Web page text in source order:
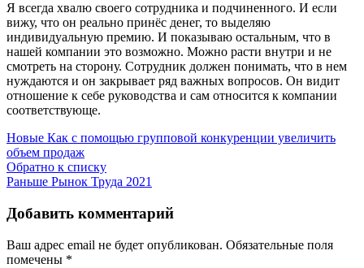
Я всегда хвалю своего сотрудника и подчиненного. И если
вижу, что он реально принёс денег, то выделяю
индивидуальную премию. И показываю остальным, что в
нашей компании это возможно. Можно расти внутри и не
смотреть на сторону. Сотрудник должен понимать, что в нем
нуждаются и он закрывает ряд важных вопросов. Он видит
отношение к себе руководства и сам относится к компании
соответствующе.
Новые Как с помощью групповой конкуренции увеличить
объем продаж
Обратно к списку
Раньше Рынок Труда 2021
Добавить комментарий
Ваш адрес email не будет опубликован. Обязательные поля
помечены *